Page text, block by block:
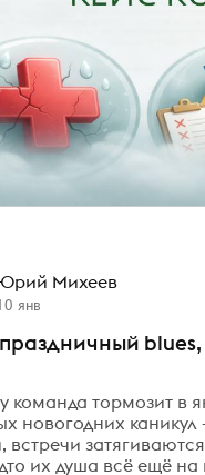
Михеев
янв
команда тормозит в
новогодних
встречи
их душа всё ещё